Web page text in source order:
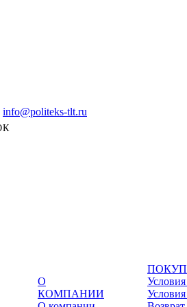
info@politeks-tlt.ru
О
КОМПАНИИ